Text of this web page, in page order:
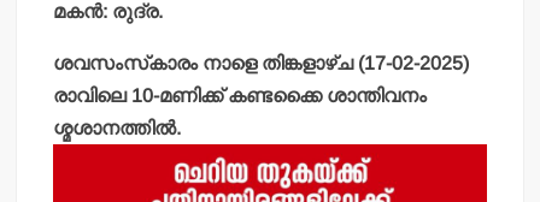
മകന്‍: രുദ്ര.
ശവസംസ്‌കാരം നാളെ തിങ്കളാഴ്ച (17-02-2025)
രാവിലെ 10-മണിക്ക് കണ്ടക്കൈ ശാന്തിവനം
ശ്മശാനത്തില്‍.